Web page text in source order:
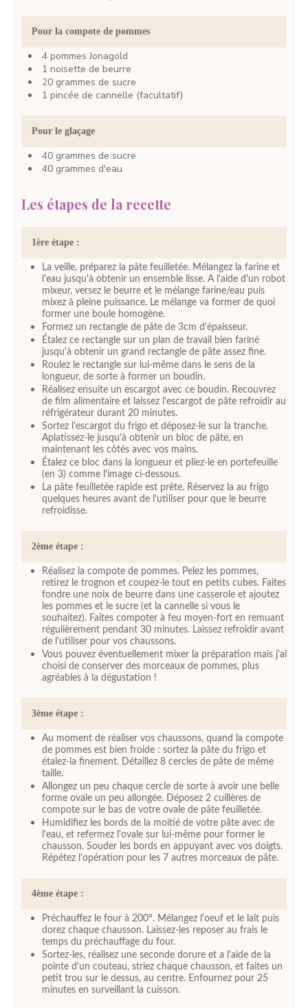
Pour la compote de pommes
4 pommes Jonagold
1 noisette de beurre
20 grammes de sucre
1 pincée de cannelle (facultatif)
Pour le glaçage
40 grammes de sucre
40 grammes d'eau
Les étapes de la recette
1ère étape :
La veille, préparez la pâte feuilletée. Mélangez la farine et
l'eau jusqu'à obtenir un ensemble lisse. A l'aide d'un robot
mixeur, versez le beurre et le mélange farine/eau puis
mixez à pleine puissance. Le mélange va former de quoi
former une boule homogène.
Formez un rectangle de pâte de 3cm d'épaisseur.
Étalez ce rectangle sur un plan de travail bien fariné
jusqu'à obtenir un grand rectangle de pâte assez fine.
Roulez le rectangle sur lui-même dans le sens de la
longueur, de sorte à former un boudin.
Réalisez ensuite un escargot avec ce boudin. Recouvrez
de film alimentaire et laissez l'escargot de pâte refroidir au
réfrigérateur durant 20 minutes.
Sortez l'escargot du frigo et déposez-le sur la tranche.
Aplatissez-le jusqu'à obtenir un bloc de pâte, en
maintenant les côtés avec vos mains.
Étalez ce bloc dans la longueur et pliez-le en portefeuille
(en 3) comme l'image ci-dessous.
La pâte feuilletée rapide est prête. Réservez la au frigo
quelques heures avant de l'utiliser pour que le beurre
refroidisse.
2ème étape :
Réalisez la compote de pommes. Pelez les pommes,
retirez le trognon et coupez-le tout en petits cubes. Faites
fondre une noix de beurre dans une casserole et ajoutez
les pommes et le sucre (et la cannelle si vous le
souhaitez). Faites compoter à feu moyen-fort en remuant
régulièrement pendant 30 minutes. Laissez refroidir avant
de l'utiliser pour vos chaussons.
Vous pouvez éventuellement mixer la préparation mais j'ai
choisi de conserver des morceaux de pommes, plus
agréables à la dégustation !
3ème étape :
Au moment de réaliser vos chaussons, quand la compote
de pommes est bien froide : sortez la pâte du frigo et
étalez-la finement. Détaillez 8 cercles de pâte de même
taille.
Allongez un peu chaque cercle de sorte à avoir une belle
forme ovale un peu allongée. Déposez 2 cuillères de
compote sur le bas de votre ovale de pâte feuilletée.
Humidifiez les bords de la moitié de votre pâte avec de
l'eau, et refermez l'ovale sur lui-même pour former le
chausson. Souder les bords en appuyant avec vos doigts.
Répétez l'opération pour les 7 autres morceaux de pâte.
4ème étape :
Préchauffez le four à 200°. Mélangez l'oeuf et le lait puis
dorez chaque chausson. Laissez-les reposer au frais le
temps du préchauffage du four.
Sortez-les, réalisez une seconde dorure et a l'aide de la
pointe d'un couteau, striez chaque chausson, et faites un
petit trou sur le dessus, au centre. Enfournez pour 25
minutes en surveillant la cuisson.